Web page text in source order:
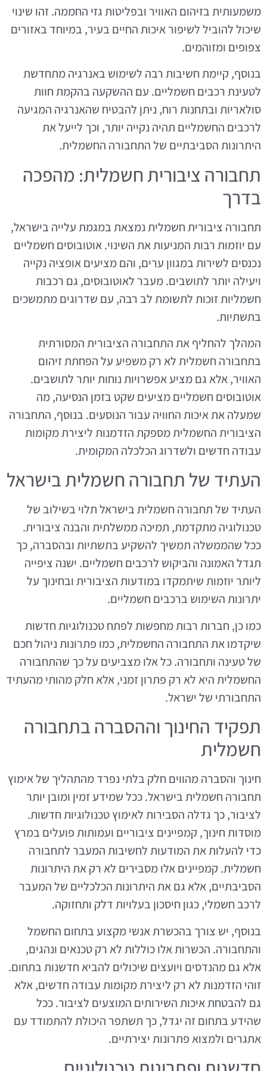
משמעותית בזיהום האוויר ובפליטות גזי החממה. זהו שינוי
שיכול להוביל לשיפור איכות החיים בעיר, במיוחד באזורים
צפופים ומזוהמים.
בנוסף, קיימת חשיבות רבה לשימוש באנרגיה מתחדשת
לטעינת רכבים חשמליים. עם ההשקעה בהקמת חוות
סולאריות ובתחנות רוח, ניתן להבטיח שהאנרגיה המגיעה
לרכבים החשמליים תהיה נקייה יותר, וכך לייעל את
היתרונות הסביבתיים של התחבורה החשמלית.
תחבורה ציבורית חשמלית: מהפכה
בדרך
תחבורה ציבורית חשמלית נמצאת במגמת עלייה בישראל,
עם יוזמות רבות המניעות את השינוי. אוטובוסים חשמליים
נכנסים לשירות במגוון ערים, והם מציעים אופציה נקייה
ויעילה יותר לתושבים. מעבר לאוטובוסים, גם רכבות
חשמליות זוכות לתשומת לב רבה, עם שדרוגים מתמשכים
בתשתיות.
המהלך להחליף את התחבורה הציבורית המסורתית
בתחבורה חשמלית לא רק משפיע על הפחתת זיהום
האוויר, אלא גם מציע אפשרויות נוחות יותר לתושבים.
אוטובוסים חשמליים מציעים שקט בזמן הנסיעה, מה
שמעלה את איכות החוויה עבור הנוסעים. בנוסף, התחבורה
הציבורית החשמלית מספקת הזדמנות ליצירת מקומות
עבודה חדשים ולשדרוג הכלכלה המקומית.
העתיד של תחבורה חשמלית בישראל
העתיד של תחבורה חשמלית בישראל תלוי בשילוב של
טכנולוגיה מתקדמת, תמיכה ממשלתית והבנה ציבורית.
ככל שהממשלה תמשיך להשקיע בתשתיות ובהסברה, כך
תגדל האמונה והביקוש לרכבים חשמליים. ישנה ציפייה
ליותר יוזמות שיתמקדו במודעות הציבורית ובחינוך על
יתרונות השימוש ברכבים חשמליים.
כמו כן, חברות רבות מחפשות לפתח טכנולוגיות חדשות
שיקדמו את התחבורה החשמלית, כמו פתרונות ניהול חכם
של טעינה ותחבורה. כל אלו מצביעים על כך שהתחבורה
החשמלית היא לא רק פתרון זמני, אלא חלק מהותי מהעתיד
התחבורתי של ישראל.
תפקיד החינוך וההסברה בתחבורה
חשמלית
חינוך והסברה מהווים חלק בלתי נפרד מהתהליך של אימוץ
תחבורה חשמלית בישראל. ככל שמידע זמין ומובן יותר
לציבור, כך גדלה הסבירות לאימוץ טכנולוגיות חדשות.
מוסדות חינוך, קמפיינים ציבוריים ועמותות פועלים במרץ
כדי להעלות את המודעות לחשיבות המעבר לתחבורה
חשמלית. קמפיינים אלו מסבירים לא רק את היתרונות
הסביבתיים, אלא גם את היתרונות הכלכליים של המעבר
לרכב חשמלי, כגון חיסכון בעלויות דלק ותחזוקה.
בנוסף, יש צורך בהכשרת אנשי מקצוע בתחום החשמל
והתחבורה. הכשרות אלו כוללות לא רק טכנאים ונהגים,
אלא גם מהנדסים ויועצים שיכולים להביא חדשנות בתחום.
זוהי הזדמנות לא רק ליצירת מקומות עבודה חדשים, אלא
גם להבטחת איכות השירותים המוצעים לציבור. ככל
שהידע בתחום זה יגדל, כך תשתפר היכולת להתמודד עם
אתגרים ולמצוא פתרונות יצירתיים.